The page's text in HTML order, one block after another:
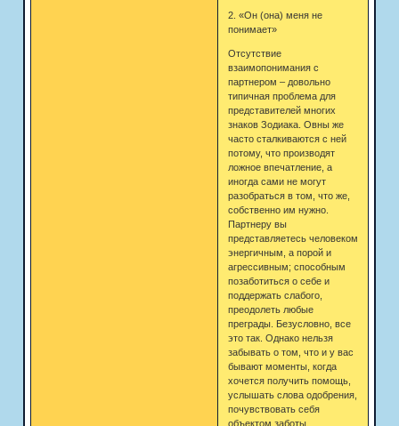
2. «Он (она) меня не
понимает»
Отсутствие
взаимопонимания с
партнером – довольно
типичная проблема для
представителей многих
знаков Зодиака. Овны же
часто сталкиваются с ней
потому, что производят
ложное впечатление, а
иногда сами не могут
разобраться в том, что же,
собственно им нужно.
Партнеру вы
представляетесь человеком
энергичным, а порой и
агрессивным; способным
позаботиться о себе и
поддержать слабого,
преодолеть любые
преграды. Безусловно, все
это так. Однако нельзя
забывать о том, что и у вас
бывают моменты, когда
хочется получить помощь,
услышать слова одобрения,
почувствовать себя
объектом заботы.